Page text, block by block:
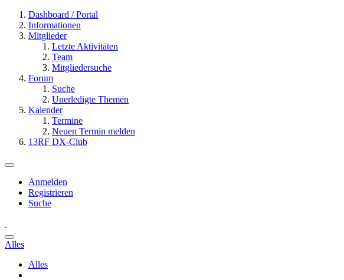
Dashboard / Portal
Informationen
Mitglieder
Letzte Aktivitäten
Team
Mitgliedersuche
Forum
Suche
Unerledigte Themen
Kalender
Termine
Neuen Termin melden
13RF DX-Club
Anmelden
Registrieren
Suche
Alles
Alles